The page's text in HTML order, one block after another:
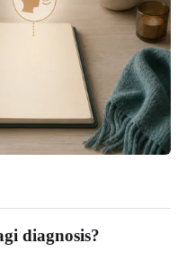
diagnosis?